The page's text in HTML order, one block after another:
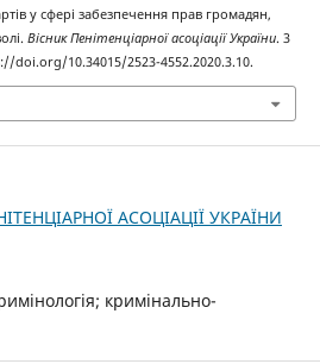
у сфері забезпечення прав громадян,
Вісник Пенітенціарної асоціації України. 3
doi.org/10.34015/2523-4552.2020.3.10.
АСОЦІАЦІЇ УКРАЇНИ
кримінально-